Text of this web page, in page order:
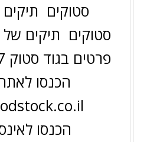
סטוקים ת
סטוקים תיקים של
פרטים בגוד סטוק 053-9331777
הכנסו
הכנסו